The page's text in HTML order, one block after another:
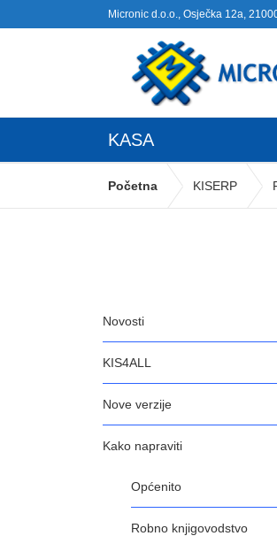
Micronic d.o.o., Osječka 12a,
KASA
Početna KISERP
Novosti
KIS4ALL
Nove verzije
Kako napraviti
Općenito
Robno knjigovodstvo